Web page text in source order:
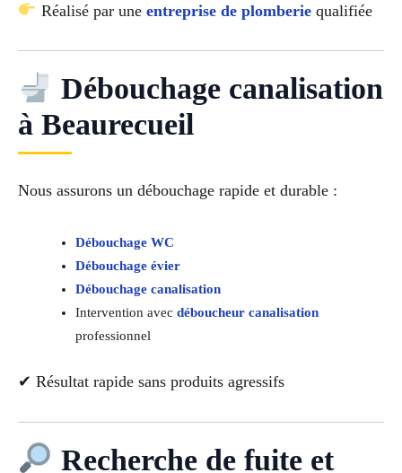
Réalisé par une entreprise de plomberiequalifiée
Débouchage canalisation
à Beaurecueil
Nous assurons un débouchage rapide et durable :
Débouchage WC
Débouchage évier
Débouchage canalisation
Intervention avec déboucheur canalisation
professionnel
✔ Résultat rapide sans produits agressifs
Recherche de fuite et